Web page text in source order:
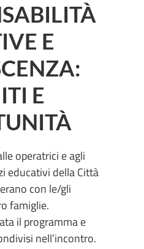
E
E
operatrici e agli
educativi della Città
con le/gli
famiglie.
il programma e
nell’incontro.